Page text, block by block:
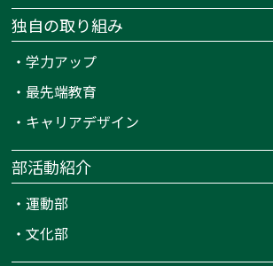
独自の取り組み
・学力アップ
・最先端教育
・ キャリアデザイン
部活動紹介
・運動部
・文化部